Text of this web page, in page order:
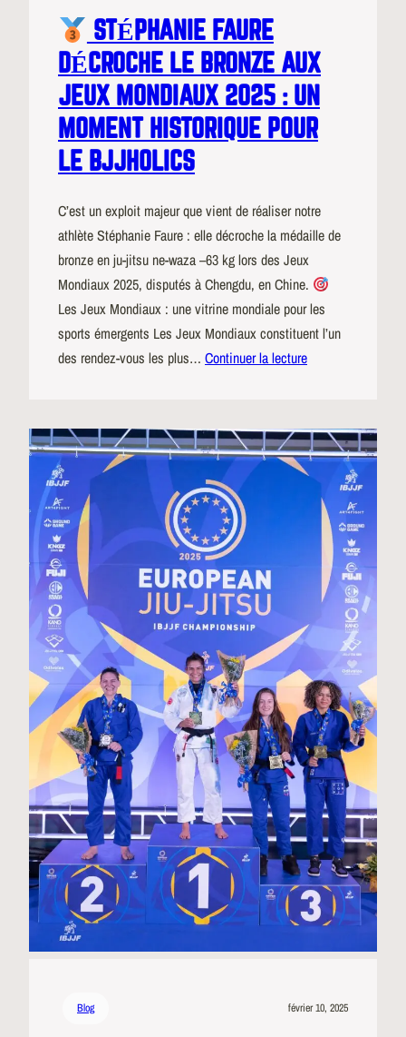
STÉPHANIE FAURE
DÉCROCHE LE BRONZE AUX
JEUX MONDIAUX 2025 : UN
MOMENT HISTORIQUE POUR
LE BJJHOLICS
C’est un exploit majeur que vient de réaliser notre
athlète Stéphanie Faure : elle décroche la médaille de
bronze en ju-jitsu ne-waza –63 kg lors des Jeux
Mondiaux 2025, disputés à Chengdu, en Chine.
Les Jeux Mondiaux : une vitrine mondiale pour les
sports émergents Les Jeux Mondiaux constituent l’un
des rendez-vous les plus… Continuer la lecture
Blog février 10, 2025